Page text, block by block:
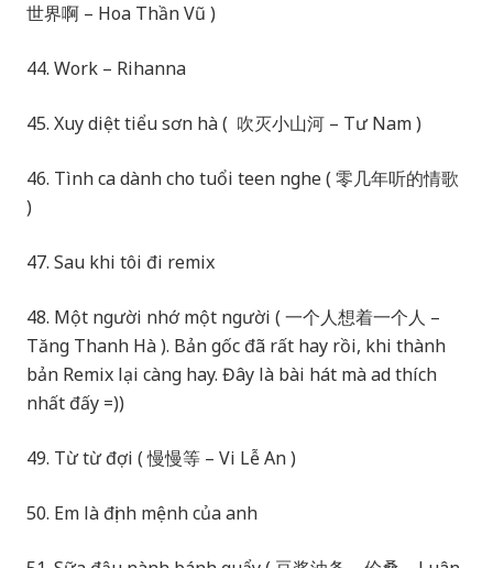
世界啊 – Hoa Thần Vũ )
44. Work – Rihanna
45. Xuy diệt tiểu sơn hà ( 吹灭小山河 – Tư Nam )
46. Tình ca dành cho tuổi teen nghe ( 零几年听的情歌
)
47. Sau khi tôi đi remix
48. Một người nhớ một người ( 一个人想着一个人 –
Tăng Thanh Hà ). Bản gốc đã rất hay rồi, khi thành
bản Remix lại càng hay. Đây là bài hát mà ad thích
nhất đấy =))
49. Từ từ đợi ( 慢慢等 – Vi Lễ An )
50. Em là định mệnh của anh